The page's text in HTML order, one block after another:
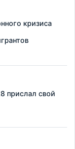
кризиса
прислал свой